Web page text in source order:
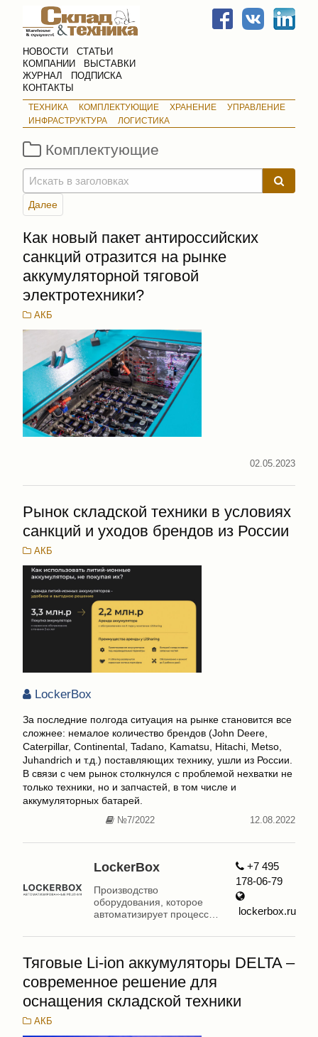
НОВОСТИ
СТАТЬИ
КОМПАНИИ
ВЫСТАВКИ
ЖУРНАЛ
ПОДПИСКА
КОНТАКТЫ
ТЕХНИКА КОМПЛЕКТУЮЩИЕ ХРАНЕНИЕ
УПРАВЛЕНИЕ
ИНФРАСТРУКТУРА
ЛОГИСТИКА
Комплектующие
Далее
Как новый пакет антироссийских
санкций отразится на рынке
аккумуляторной тяговой
электротехники?
АКБ
02.05.2023
Рынок складской техники в условиях
санкций и уходов брендов из России
АКБ
LockerBox
За последние полгода ситуация на рынке становится все
сложнее: немалое количество брендов (John Deere,
Caterpillar, Continental, Tadano, Kamatsu, Hitachi, Metso,
Juhandrich и т.д.) поставляющих технику, ушли из России.
В связи с чем рынок столкнулся с проблемой нехватки не
только техники, но и запчастей, в том числе и
аккумуляторных батарей.
№7/2022 12.08.2022
LockerBox
Производство
оборудования, которое
автоматизирует процесс
+7 495
178-06-79
lockerbox.ru
Тяговые Li-ion аккумуляторы DELTA –
современное решение для
оснащения складской техники
АКБ